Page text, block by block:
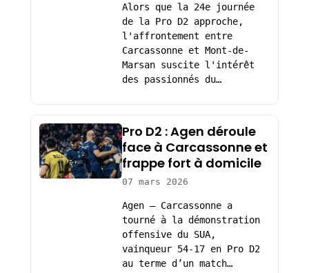
Alors que la 24e journée
de la Pro D2 approche,
l'affrontement entre
Carcassonne et Mont-de-
Marsan suscite l'intérêt
des passionnés du…
Pro D2 : Agen déroule
face à Carcassonne et
frappe fort à domicile
07 mars 2026
Agen – Carcassonne a
tourné à la démonstration
offensive du SUA,
vainqueur 54-17 en Pro D2
au terme d’un match…